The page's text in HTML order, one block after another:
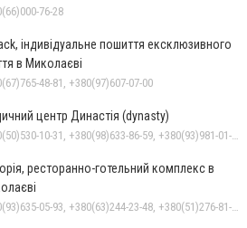
76-28
індивідуальне пошиття ексклюзивного
в Миколаєві
48-81, +380(97)607-07-00
центр Династія (dynasty)
ресторанно-готельний комплекс в